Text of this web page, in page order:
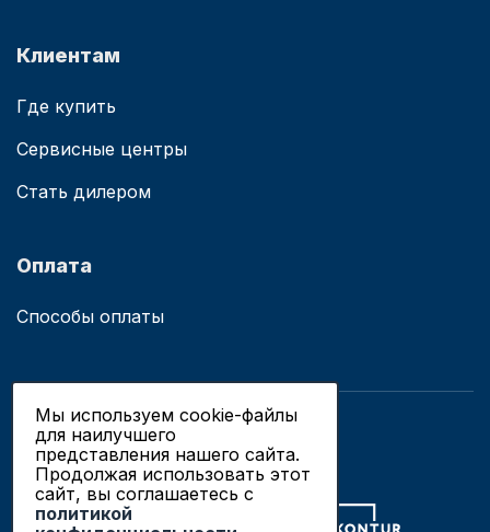
Клиентам
Где купить
Сервисные центры
Стать дилером
Оплата
Способы оплаты
© 2019 - 2026 ООО «Сианово»
Политика конфиденциальности
Разработка сайтов в Новосибирске
Мы используем cookie-файлы
для наилучшего
представления нашего сайта.
Продолжая использовать этот
сайт, вы соглашаетесь c
политикой